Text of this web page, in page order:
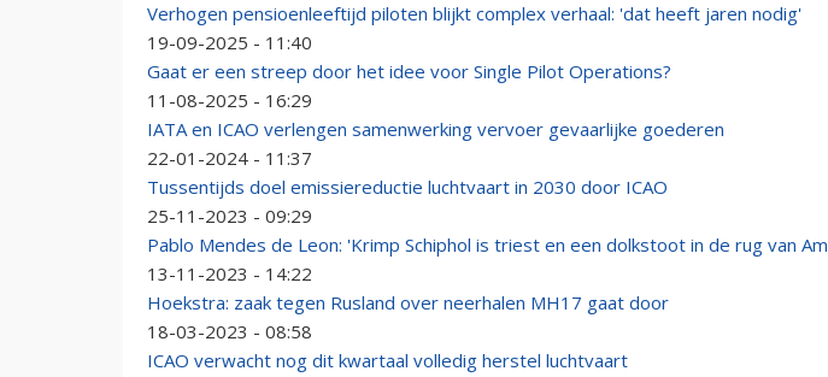
Verhogen pensioenleeftijd piloten blijkt complex verhaal: 'dat heeft jaren nodig'
19-09-2025 - 11:40
Gaat er een streep door het idee voor Single Pilot Operations?
11-08-2025 - 16:29
IATA en ICAO verlengen samenwerking vervoer gevaarlijke goederen
22-01-2024 - 11:37
Tussentijds doel emissiereductie luchtvaart in 2030 door ICAO
25-11-2023 - 09:29
Pablo Mendes de Leon: 'Krimp Schiphol is triest en een dolkstoot in de rug van
13-11-2023 - 14:22
Hoekstra: zaak tegen Rusland over neerhalen MH17 gaat door
18-03-2023 - 08:58
ICAO verwacht nog dit kwartaal volledig herstel luchtvaart